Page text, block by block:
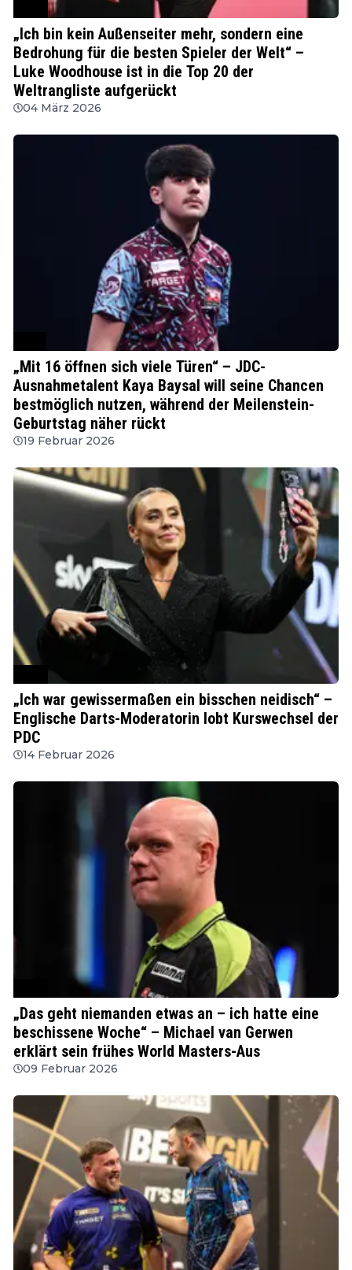
„Ich bin kein Außenseiter mehr, sondern eine
Bedrohung für die besten Spieler der Welt“ –
Luke Woodhouse ist in die Top 20 der
Weltrangliste aufgerückt
04 März 2026
„Mit 16 öffnen sich viele Türen“ – JDC-
Ausnahmetalent Kaya Baysal will seine Chancen
bestmöglich nutzen, während der Meilenstein-
Geburtstag näher rückt
19 Februar 2026
„Ich war gewissermaßen ein bisschen neidisch“ –
Englische Darts-Moderatorin lobt Kurswechsel der
PDC
14 Februar 2026
„Das geht niemanden etwas an – ich hatte eine
beschissene Woche“ – Michael van Gerwen
erklärt sein frühes World Masters-Aus
09 Februar 2026